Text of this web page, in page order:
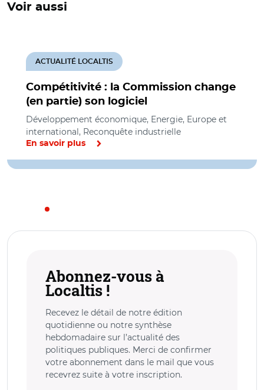
Voir aussi
Compétitivité : la Commission change
(en partie) son logiciel
ACTUALITÉ LOCALTIS
Développement économique, Energie, Europe et
international, Reconquête industrielle
En savoir plus
Abonnez-vous à
Localtis !
Recevez le détail de notre édition
quotidienne ou notre synthèse
hebdomadaire sur l’actualité des
politiques publiques. Merci de confirmer
votre abonnement dans le mail que vous
recevrez suite à votre inscription.